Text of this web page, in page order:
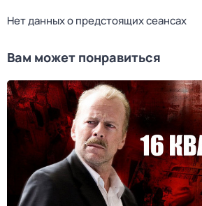
Нет данных о предстоящих сеансах
Вам может понравиться